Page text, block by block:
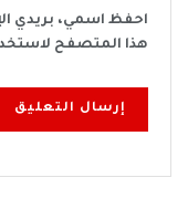
احفظ اسمي، بريدي
هذا المتصفح